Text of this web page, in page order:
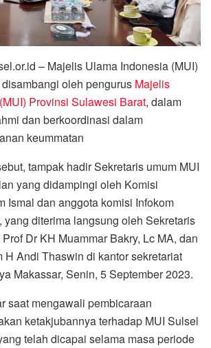
– Majelis Ulama Indonesia (MUI)
oleh pengurus Majelis
Provinsi Sulawesi Barat, dalam
dan berkoordinasi dalam
keummatan
tampak hadir Sekretaris umum MUI
yang didampingi oleh Komisi
Ismal dan anggota komisi Infokom
yang diterima langsung oleh Sekretaris
Dr KH Muammar Bakry, Lc MA, dan
H Andi Thaswin di kantor sekretariat
Makassar, Senin, 5 September 2023.
saat mengawali pembicaraan
ketakjubannya terhadap MUI Sulsel
telah dicapai selama masa periode